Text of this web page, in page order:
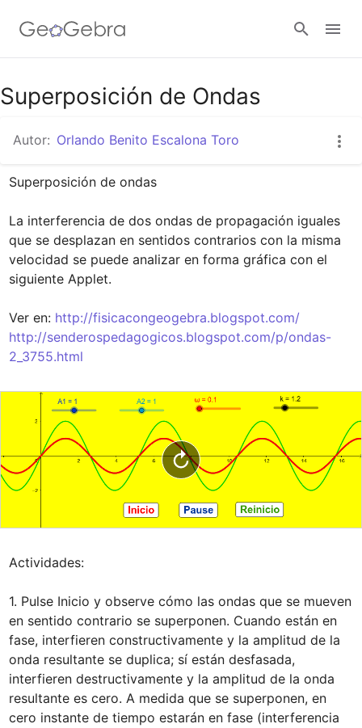
Google Classroom
GeoGebra Classroom
Superposición de Ondas
Autor: Orlando Benito Escalona Toro
Superposición de ondas
La interferencia de dos ondas de propagación iguales
que se desplazan en sentidos contrarios con la misma
velocidad se puede analizar en forma gráfica con el
siguiente Applet.
Ver en: http://fisicacongeogebra.blogspot.com/
http://senderospedagogicos.blogspot.com/p/ondas-
2_3755.html
Actividades:
1. Pulse Inicio y observe cómo las ondas que se mueven
en sentido contrario se superponen. Cuando están en
fase, interfieren constructivamente y la amplitud de la
onda resultante se duplica; sí están desfasada,
interfieren destructivamente y la amplitud de la onda
resultante es cero. A medida que se superponen, en
cero instante de tiempo estarán en fase (interferencia